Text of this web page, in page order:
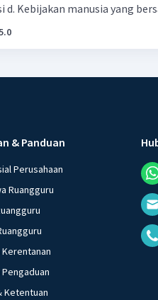
d. Kebijakan manusia yang
melembaga secara
tidak berkaitan dengan
& Panduan
Perusahaan
Ruangguru
Pengaduan
Ketentuan